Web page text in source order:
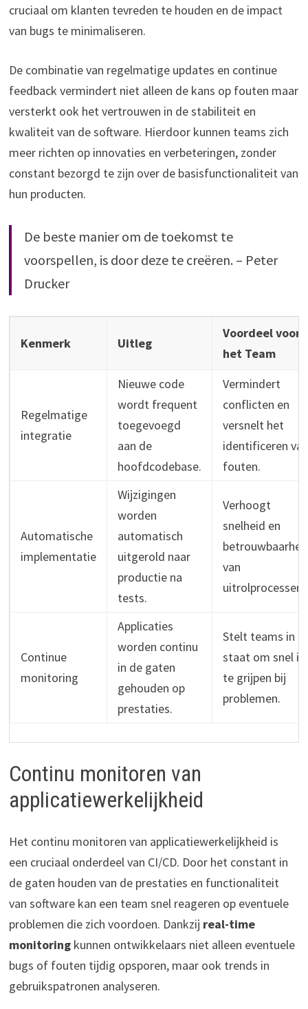
cruciaal om klanten tevreden te houden en de impact
van bugs te minimaliseren.
De combinatie van regelmatige updates en continue
feedback vermindert niet alleen de kans op fouten maar
versterkt ook het vertrouwen in de stabiliteit en
kwaliteit van de software. Hierdoor kunnen teams zich
meer richten op innovaties en verbeteringen, zonder
constant bezorgd te zijn over de basisfunctionaliteit van
hun producten.
De beste manier om de toekomst te
voorspellen, is door deze te creëren. – Peter
Drucker
Kenmerk Uitleg
Voordeel voor
het Team
Regelmatige
integratie
Nieuwe code
wordt frequent
toegevoegd
aan de
hoofdcodebase.
Vermindert
conflicten en
versnelt het
identificeren van
fouten.
Automatische
implementatie
Wijzigingen
worden
automatisch
uitgerold naar
productie na
tests.
Verhoogt
snelheid en
van
uitrolprocessen.
Continue
monitoring
Applicaties
worden continu
in de gaten
gehouden op
prestaties.
Stelt teams in
staat om snel in
te grijpen bij
problemen.
Continu monitoren van
applicatiewerkelijkheid
Het continu monitoren van applicatiewerkelijkheid is
een cruciaal onderdeel van CI/CD. Door het constant in
de gaten houden van de prestaties en functionaliteit
van software kan een team snel reageren op eventuele
problemen die zich voordoen. Dankzij real-time
monitoringkunnen ontwikkelaars niet alleen eventuele
bugs of fouten tijdig opsporen, maar ook trends in
gebruikspatronen analyseren.